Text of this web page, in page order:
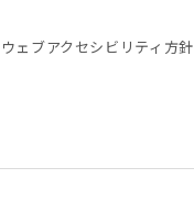
ウェブアクセシビリティ方針